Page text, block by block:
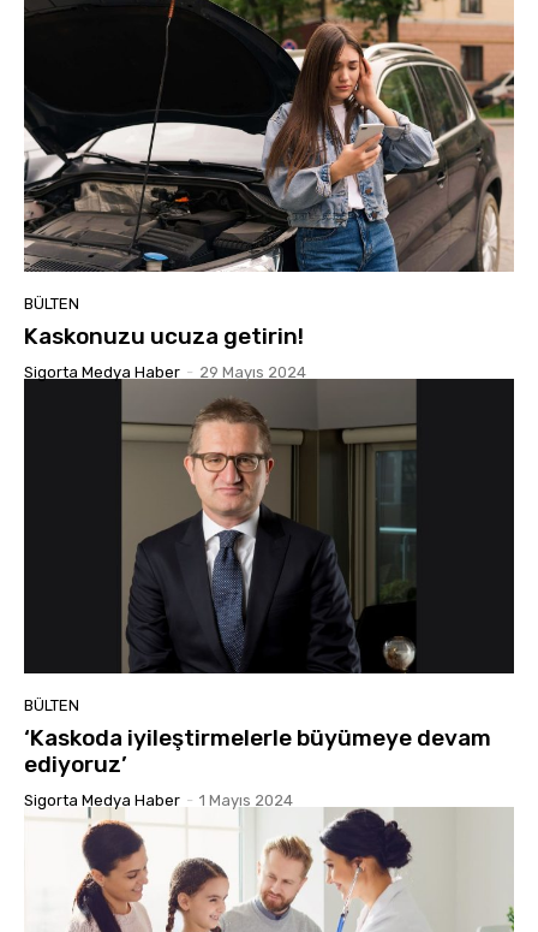
BÜLTEN
Kaskonuzu ucuza getirin!
Sigorta Medya Haber - 29 Mayıs 2024
BÜLTEN
‘Kaskoda iyileştirmelerle büyümeye devam
ediyoruz’
Sigorta Medya Haber - 1 Mayıs 2024